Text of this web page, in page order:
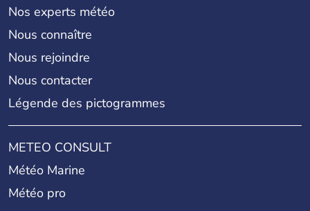
Nos experts météo
Nous connaître
Nous rejoindre
Nous contacter
Légende des pictogrammes
METEO CONSULT
Météo Marine
Météo pro